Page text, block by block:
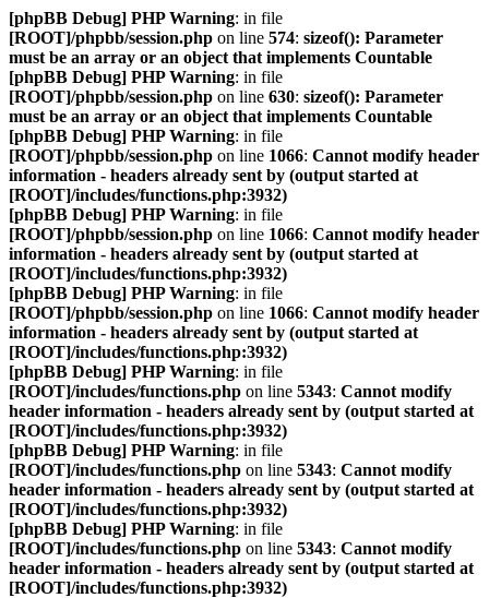
[phpBB Debug] PHP Warning: in file
[ROOT]/phpbb/session.php on line 574: sizeof(): Parameter
must be an array or an object that implements Countable
[phpBB Debug] PHP Warning: in file
[ROOT]/phpbb/session.php on line 630: sizeof(): Parameter
must be an array or an object that implements Countable
[phpBB Debug] PHP Warning: in file
[ROOT]/phpbb/session.php on line 1066: Cannot modify header
information - headers already sent by (output started at
[ROOT]/includes/functions.php:3932)
[phpBB Debug] PHP Warning: in file
[ROOT]/phpbb/session.php on line 1066: Cannot modify header
information - headers already sent by (output started at
[ROOT]/includes/functions.php:3932)
[phpBB Debug] PHP Warning: in file
[ROOT]/phpbb/session.php on line 1066: Cannot modify header
information - headers already sent by (output started at
[ROOT]/includes/functions.php:3932)
[phpBB Debug] PHP Warning: in file
[ROOT]/includes/functions.php on line 5343: Cannot modify
header information - headers already sent by (output started at
[ROOT]/includes/functions.php:3932)
[phpBB Debug] PHP Warning: in file
[ROOT]/includes/functions.php on line 5343: Cannot modify
header information - headers already sent by (output started at
[ROOT]/includes/functions.php:3932)
[phpBB Debug] PHP Warning: in file
[ROOT]/includes/functions.php on line 5343: Cannot modify
header information - headers already sent by (output started at
[ROOT]/includes/functions.php:3932)